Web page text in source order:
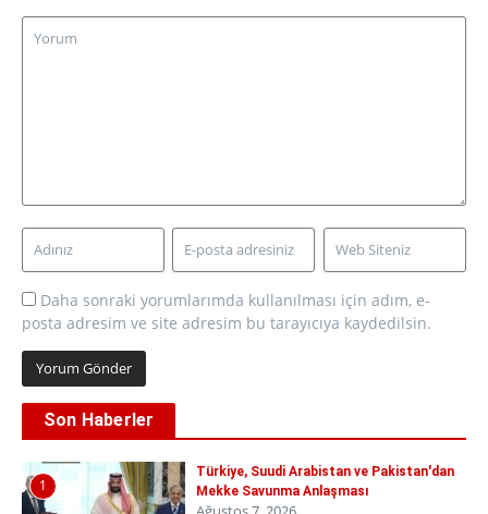
Daha sonraki yorumlarımda kullanılması için adım, e-
posta adresim ve site adresim bu tarayıcıya kaydedilsin.
Son Haberler
1
Türkiye, Suudi Arabistan ve Pakistan'dan
Mekke Savunma Anlaşması